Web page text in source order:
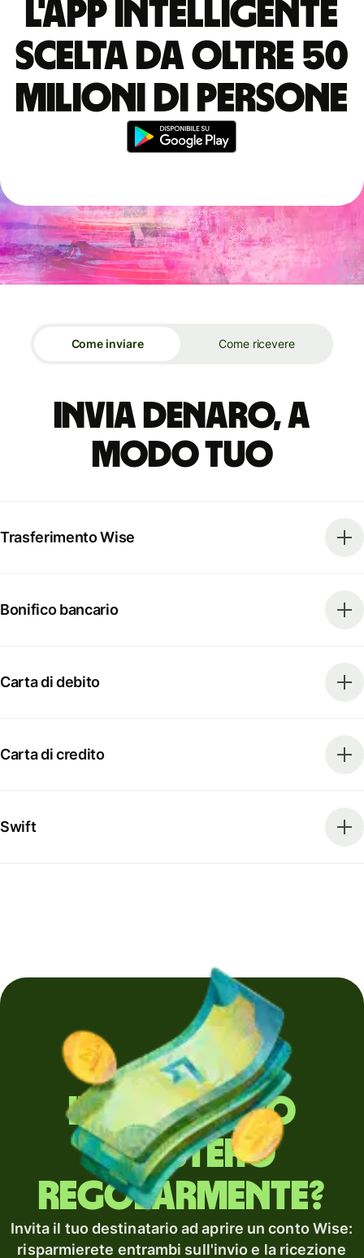
L'app intelligente
scelta da oltre 50
milioni di persone
Come inviare Come ricevere
Invia denaro, a
modo tuo
Trasferimento Wise
Bonifico bancario
Carta di debito
Carta di credito
Swift
Invii denaro
all'estero
regolarmente?
Invita il tuo destinatario ad aprire un conto Wise:
risparmierete entrambi sull'invio e la ricezione